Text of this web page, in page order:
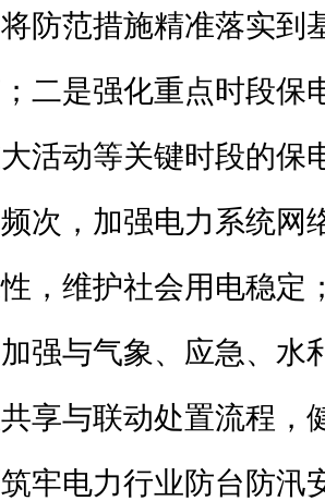
防范措施精准落实到
二是强化重点时段保
活动等关键时段的保
次，加强电力系统网
，维护社会用电稳定
强与气象、应急、水
享与联动处置流程，
牢电力行业防台防汛